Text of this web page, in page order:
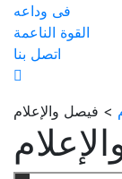
فى وداعه
القوة الناعمة
اتصل بنا
> فيصل والإعلام